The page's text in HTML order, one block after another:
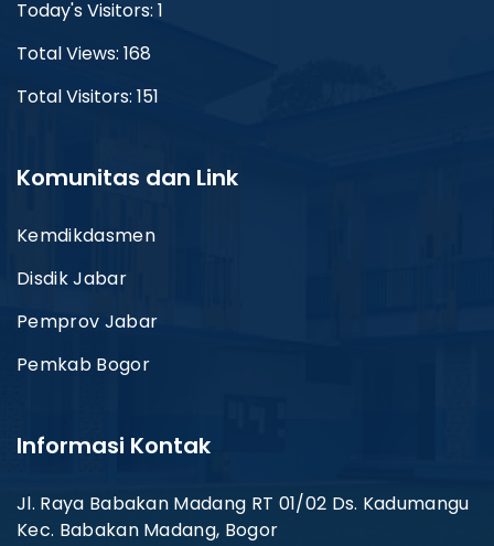
Today's Visitors: 1
Total Views: 168
Total Visitors: 151
Komunitas dan Link
Kemdikdasmen
Disdik Jabar
Pemprov Jabar
Pemkab Bogor
Informasi Kontak
Jl. Raya Babakan Madang RT 01/02 Ds. Kadumangu
Kec. Babakan Madang, Bogor